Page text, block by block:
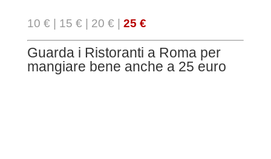
10 € 15 € 20 € 25 €
Guarda i Ristoranti a Roma per
mangiare bene anche a 25 euro